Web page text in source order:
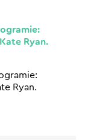
Ryan.
Ryan.